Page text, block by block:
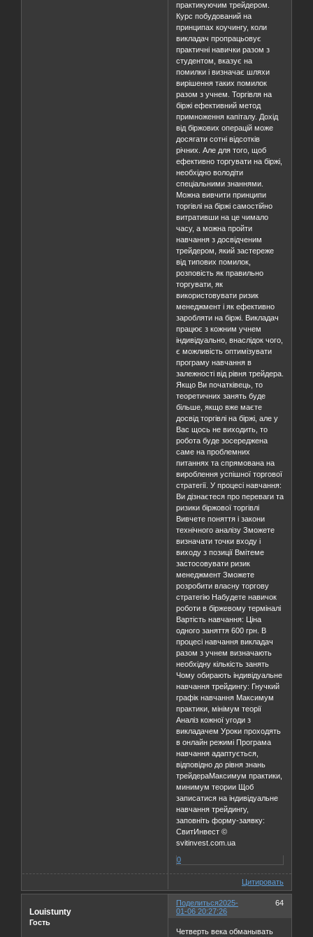
практикуючим трейдером.
Курс побудований на
принципах коучингу, коли
викладач пропрацьовує
практичні навички разом з
студентом, вказує на
помилки і визначає шляхи
вирішення таких помилок
разом з учнем. Торгівля на
біржі ефективний метод
примноження капіталу. Дохід
від біржових операцій може
досягати сотні відсотків
річних. Але для того, щоб
ефективно торгувати на біржі,
необхідно володіти
спеціальними знаннями.
Можна вивчити принципи
торгівлі на біржі самостійно
витративши на це чимало
часу, а можна пройти
навчання з досвідченим
трейдером, який застереже
від типових помилок,
розповість як правильно
торгувати, як
використовувати ризик
менеджмент і як ефективно
заробляти на біржі. Викладач
працює з кожним учнем
індивідуально, внаслідок чого,
є можливість оптимізувати
програму навчання в
залежності від рівня трейдера.
Якщо Ви початківець, то
теоретичних занять буде
більше, якщо вже маєте
досвід торгівлі на біржі, але у
Вас щось не виходить, то
робота буде зосереджена
саме на проблемних
питаннях та спрямована на
вироблення успішної торгової
стратегії. У процесі навчання:
Ви дізнаєтеся про переваги та
ризики біржової торгівлі
Вивчете поняття і закони
технічного аналізу Зможете
визначати точки входу і
виходу з позиції Вмітеме
застосовувати ризик
менеджмент Зможете
розробити власну торгову
стратегію Набудете навичок
роботи в біржевому терміналі
Вартість навчання: Ціна
одного заняття 600 грн. В
процесі навчання викладач
разом з учнем визначають
необхідну кількість занять
Чому обирають індивідуальне
навчання трейдингу: Гнучкий
графік навчання Максимум
практики, мінімум теорії
Аналіз кожної угоди з
викладачем Уроки проходять
в онлайн режимі Програма
навчання адаптується,
відповідно до рівня знань
трейдераМаксимум практики,
минимум теории Щоб
записатися на індивідуальне
навчання трейдингу,
заповніть форму-заявку:
СвитИнвест ©
svitinvest.com.ua
0
Цитировать
Поделиться 64
2025-
01-06 20:27:26
Louistunty
Гость
Четверть века обманывать